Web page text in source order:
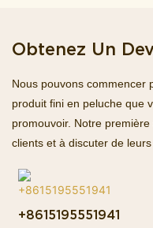
Obtenez Un
Nous pouvons commencer
produit fini en peluche que
promouvoir. Notre
clients et à discuter de
+8615195551941